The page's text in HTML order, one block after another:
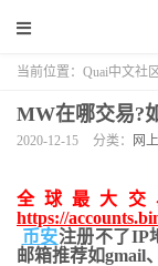
当前位置： Quai中文社区
MW在哪交易?
2020-12-15 分类： 网
全球最大交
https://
币安注册不了IP
邮箱推荐如gmail